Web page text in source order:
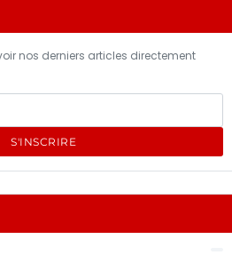
nos derniers articles directement
S'INSCRIRE